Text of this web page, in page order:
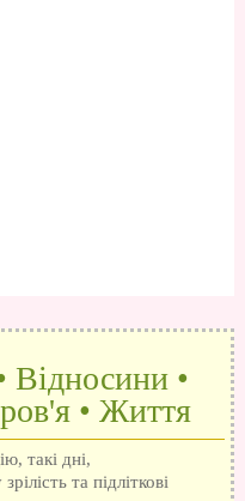
•
• Життя
такі дні,
та підліткові